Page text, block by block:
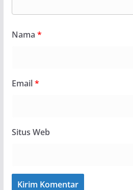
Nama *
Email*
Situs Web